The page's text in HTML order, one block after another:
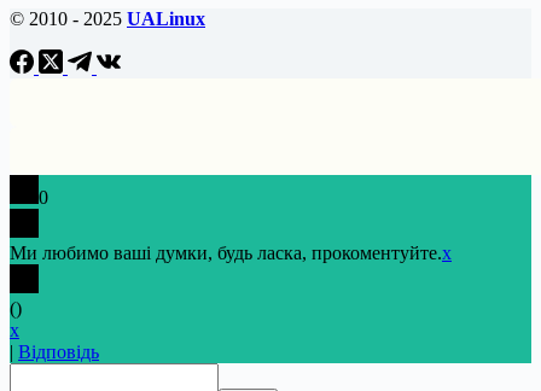
© 2010 - 2025 UALinux
0
Ми любимо ваші думки, будь ласка, прокоментуйте.x
()
x
| Відповідь